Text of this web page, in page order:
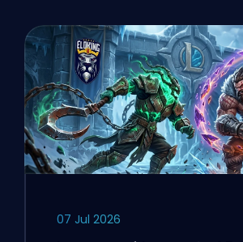
07 Jul 2026